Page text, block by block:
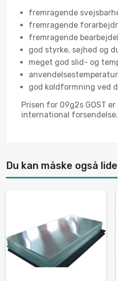
fremragende
fremragende
fremragende
god styrke, sejhed og
meget god slid- og
god koldformning ved
Prisen for 09g2s GOST
international forsendelse.
Du kan måske også lide